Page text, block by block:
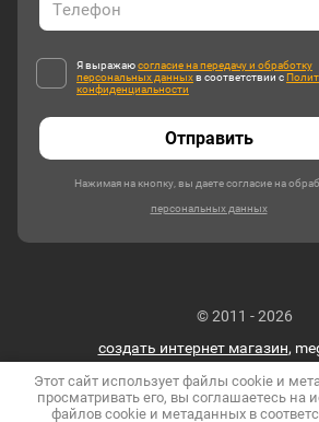
Я выражаюсогласие на передачу и обработку
персональных данныхв соответствии с
конфиденциальности
Отправить
Нажимая на кнопку, вы даете согласие на
персональных данных
© 2011 - 2026
создать интернет магазин,
Этот сайт использует файлы cookie и
просматривать его, вы соглашаетесь на
файлов cookie и метаданных в